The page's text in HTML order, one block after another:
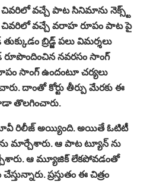
వచ్చే పాట సినిమాను నెక్స్ట్
వచ్చే వరాహ రూపం పాట పై
బ్రిడ్జ్ పలు విమర్శలు
రూపొందించిన నవరసం సాంగ్
సాంగ్ ఉందంటూ చర్యలు
దాంతో కోర్టు తీర్పు మేరకు ఈ
తొలగించారు.
రిలీజ్ అయ్యింది. అయితే ఓటిటీ
మార్చేశారు. ఆ పాట ట్యూన్ ను
ఆ మ్యూజిక్ లేకపోవడంతో
ప్రస్తుతం ఈ చిత్రం